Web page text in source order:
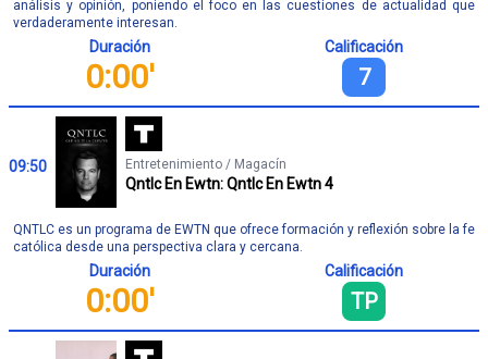
análisis y opinión, poniendo el foco en las cuestiones de actualidad que
verdaderamente interesan.
Duración
0:00'
Calificación
7
09:50 Entretenimiento / Magacín
Qntlc En Ewtn: Qntlc En Ewtn 4
QNTLC es un programa de EWTN que ofrece formación y reflexión sobre la fe
católica desde una perspectiva clara y cercana.
Duración
0:00'
Calificación
TP